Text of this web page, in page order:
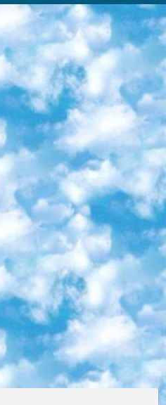
Самостоятельное обучение бесплатное, но желающие могут оплатить услуги персональных наставников. 2. «Смартия» знакомит с актуальными профессиями и подсказывает, как им обучаться. Выбрав заинтересовавшую вас специальность — SMM-специалист, фотограф, веб-дизайнер или другую, — увидите список необходимых для неё умений. Чтобы вы могли освоить их самостоятельно, для каждого умения площадка отображает подборку ссылок на учебные материалы. Хотя «Смартия» ориентируется на русскоязычную аудиторию, часть контента всё же доступна только на английском. 3. «Лекторий Физтеха» Проект Московского физико-технического института (Физтеха). С его помощью вы можете смотреть онлайн серии лекций, записанные на видео в этом вузе. В числе доступных предметов — физика, биология, химия, информационные технологии и другие. К некоторым лекциям администрация ресурса прилагает готовые конспекты, которые можно скачивать в PDF-формате. 4. ITMOcourses Онлайн-площадка Санкт-Петербургского национального исследовательского университета информационных технологий, механики и оптики (ИТМО). Ресурс предоставляет свободный доступ к курсам, разработанным в этом вузе. Каталог материалов разбит на четыре категории: «Оптические системы и технологии», «Приборостроение и робототехника», «Информационные технологии» и «Биотехнологии». Курсы состоят из видеолекций, интерактивных демонстраций и заданий. 5. «КиберЛенинка» Электронная научная библиотека открытого доступа. Каталог площадки регулярно обрастает текстами статей из различных научных изданий. Сгруппированные по журналам и рубрикам публикации можно читать онлайн или скачивать целиком в PDF-формате. Проект нацелен на популяризацию науки за счёт открытого доступа к качественной информации. 6. «ПостНаука» На этом ресурсе публикуют подборки видеолекций, составленные экспертами из разных отраслей и объединённые общими темами. Среди них, к примеру, есть серии «Биоинформатика и геномика», «Культура средневековой Скандинавии» и Cinema Studies о теории кино. Каждая подборка лекций — логически связанная история, рассказанная экспертом от первого лица. Кроме того, на сайте появляются научно-образовательные статьи и тесты на разные темы. 7. «Newочём» Команда проекта «Newочём» отбирает самые интересные тексты из англоязычных СМИ и переводит те из них, за которые голосуют участники сообщества «ВКонтакте». По большей части это научно-популярные статьи. Редакторы придумывают лишь заголовки, в остальном содержание переводов соответствует оригиналам. Полные тексты можно читать прямо в социальной сети. 8. InternetUrok Онлайн-база материалов по основным дисциплинам школьной программы. Информация на сайте структурирована по классам, предметам и темам (урокам). Каждый урок состоит из видеолекций и конспектов. Есть также интерактивные тренажёры и тесты для закрепления пройденного материала. Даже если вы давно окончили школу, возможность повторить программу старших классов всегда может пригодиться. 9. Edutainme Ещё один ресурс об образовании. В отличие от Newtonew, как мне кажется, Edutainme больше ориентируется на представителей индустрии: педагогов, предпринимателей, разработчиков образовательных проектов. Но и любой, кто просто стремится к саморазвитию, найдёт на сайте много полезного и интересного для себя. Например, информацию о новых курсах и образовательных сервисах. 10. Newtonew Онлайн-медиа об образовании и обучении в широком смысле. Авторы Newtonew пишут об инструментах, заведениях, тактиках и стратегиях, которые помогают учить других и получать новые знания самостоятельно. На этой площадке вы найдёте новости, обзоры, аналитические мат